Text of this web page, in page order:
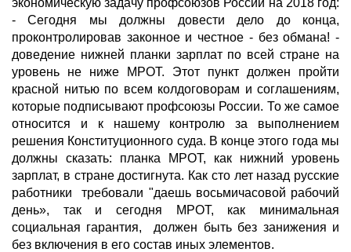
экономическую задачу профсоюзов России на 2018 год:
- Сегодня мы должны довести дело до конца,
проконтролировав законное и честное - без обмана! -
доведение нижней планки зарплат по всей стране на
уровень не ниже МРОТ. Этот пункт должен пройти
красной нитью по всем колдоговорам и соглашениям,
которые подписывают профсоюзы России. То же самое
относится и к нашему контролю за выполнением
решения Конституционного суда. В конце этого года мы
должны сказать: планка МРОТ, как нижний уровень
зарплат, в стране достигнута. Как сто лет назад русские
работники требовали "даешь восьмичасовой рабочий
день», так и сегодня МРОТ, как минимальная
социальная гарантия, должен быть без занижения и
без включения в его состав иных элементов.